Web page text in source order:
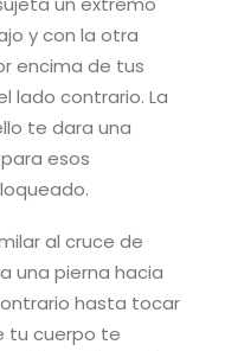
y con la otra
encima de tus
lado contrario. La
te dara una
esos
al cruce de
una pierna hacia
hasta tocar
tu cuerpo te